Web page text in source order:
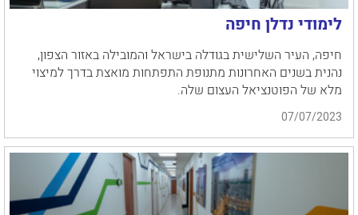
לימודי נדלן חיפה
חיפה, העיר השלישית בגודלה בישראל והמובילה באזור הצפון,
נהנית בשנים האחרונות מתנופת התפתחות מואצת בדרך למיצוי
מלא של הפוטנציאל העצום שלה.
07/07/2023